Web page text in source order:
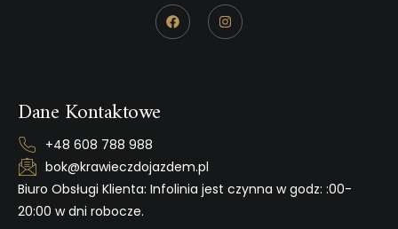
Dane Kontaktowe
+48 608 788 988
bok@krawieczdojazdem.pl
Biuro Obsługi Klienta: Infolinia jest czynna w godz: :00-
20:00 w dni robocze.